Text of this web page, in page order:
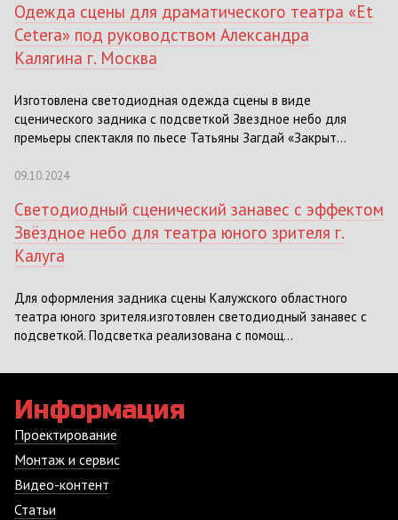
Одежда сцены для драматического театра «Et
Cetera» под руководством Александра
Калягина г. Москва
Изготовлена светодиодная одежда сцены в виде
сценического задника с подсветкой Звездное небо для
премьеры спектакля по пьесе Татьяны Загдай «Закрыт...
09.10.2024
Светодиодный сценический занавес с эффектом
Звёздное небо для театра юного зрителя г.
Калуга
Для оформления задника сцены Калужского областного
театра юного зрителя.изготовлен светодиодный занавес с
подсветкой. Подсветка реализована с помощ...
Информация
Проектирование
Монтаж и сервис
Видео-контент
Статьи